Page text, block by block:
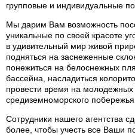
групповые и индивидуальные
Мы дарим Вам возможность
уникальные по своей красоте
в удивительный мир живой
подняться на заснеженные
понежиться на белоснежных
бассейна, насладиться
провести время на молодежных
средиземноморского побережья.
Сотрудники нашего агентства
более, чтобы учесть все Ваши